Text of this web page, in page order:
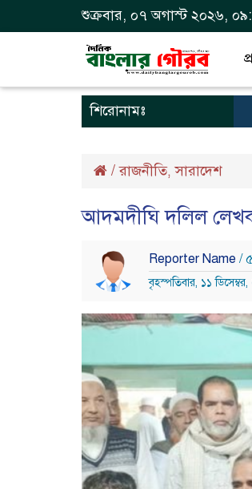
শুক্রবার, ০৭ অগাস্ট ২০২৬,
শিরোনামঃ
/রাজনীতি,সারাদেশ
আদমদীঘি দলিল
Reporter Name /
বৃহস্পতিবার, ১১